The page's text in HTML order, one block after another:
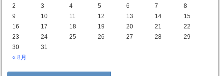
« 8月
2
3 4 5 6 7
8
9
10 11 12 13 14
15
16
17 18 19 20 21
22
23
24 25 26 27 28
29
30
31